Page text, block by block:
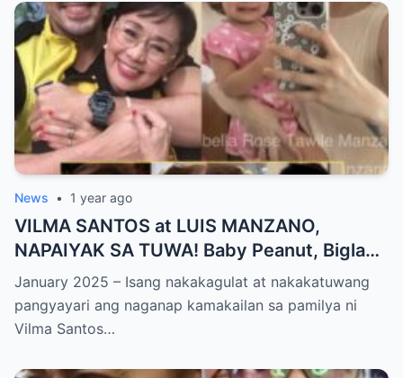
Personalidad!
News • 1 year ago
VILMA SANTOS at LUIS MANZANO,
NAPAIYAK SA TUWA! Baby Peanut, Biglang
NAGSALITA ng DIRETSO sa Harap ng Lahat
— Jessy Mendiola, EMOSYONAL sa
Milestone ng Anak! Netizens Kinilig at Na-
January 2025 – Isang nakakagulat at nakakatuwang
pangyayari ang naganap kamakailan sa pamilya ni
Vilma Santos…